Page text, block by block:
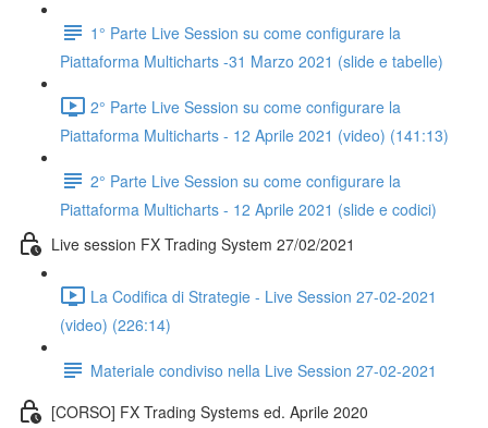
1° Parte Live Session su come configurare la
Piattaforma Multicharts -31 Marzo 2021 (slide e tabelle)
2° Parte Live Session su come configurare la
Piattaforma Multicharts - 12 Aprile 2021 (video) (141:13)
2° Parte Live Session su come configurare la
Piattaforma Multicharts - 12 Aprile 2021 (slide e codici)
Live session FX Trading System 27/02/2021
La Codifica di Strategie - Live Session 27-02-2021
(video) (226:14)
Materiale condiviso nella Live Session 27-02-2021
[CORSO] FX Trading Systems ed. Aprile 2020